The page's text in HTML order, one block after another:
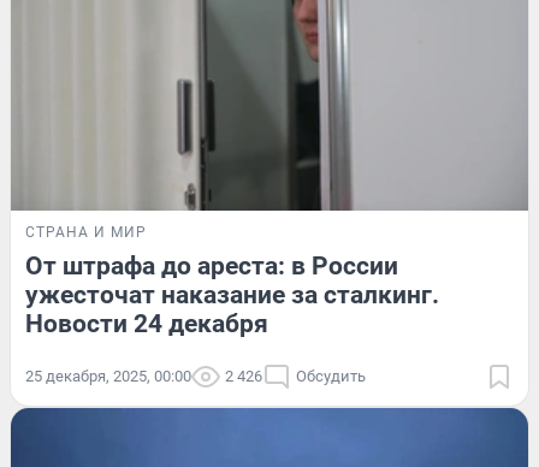
СТРАНА И МИР
От штрафа до ареста: в России
ужесточат наказание за сталкинг.
Новости 24 декабря
25 декабря, 2025, 00:00 2 426 Обсудить